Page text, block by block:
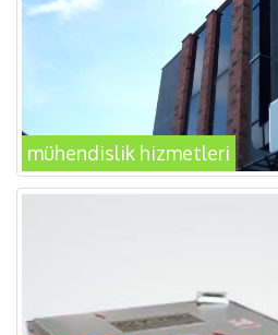
mühendislik hizmetleri